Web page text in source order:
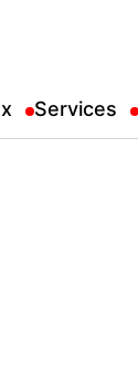
Services